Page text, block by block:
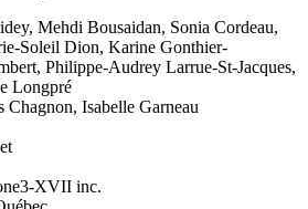
Mehdi Bousaidan, Sonia Cordeau,
Soleil Dion, Karine Gonthier-
Philippe-Audrey Larrue-St-Jacques,
Longpré
Chagnon, Isabelle Garneau
XVII inc.